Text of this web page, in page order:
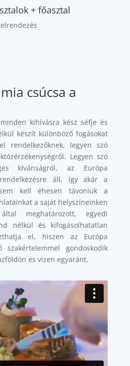
+ főasztal
elrendezés
csúcsa a
kihívásra kész séfje és
készít különböző fogásokat
rendelkezőknek, legyen szó
Legyen szó
kívánságról, az Európa
áll, így akár a
sem kell éhesen távoniuk a
a saját helyszíneinken
meghatározott, egyedi
nélkül és kifogásolhatatlan
el, hiszen az Európa
szakértelemmel gondoskodik
és vizen egyaránt.